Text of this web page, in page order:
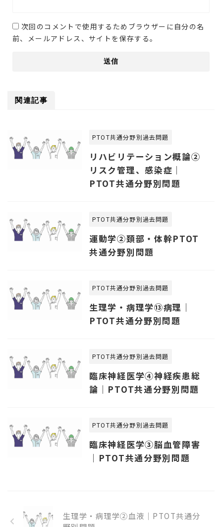
次回のコメントで使用するためブラウザーに自分の名
前、メールアドレス、サイトを保存する。
関連記事
PTOT共通分野別過去問題
リハビリテーション概論②
リスク管理、感染症｜
PTOT共通分野別問題
PTOT共通分野別過去問題
運動学②頚部・体幹PTOT
共通分野別問題
PTOT共通分野別過去問題
生理学・病理学⑬病理｜
PTOT共通分野別問題
PTOT共通分野別過去問題
臨床神経医学④神経疾患総
論｜PTOT共通分野別問題
PTOT共通分野別過去問題
臨床神経医学③脳血管障害
｜PTOT共通分野別問題
生理学・病理学②血液｜PTOT共通分